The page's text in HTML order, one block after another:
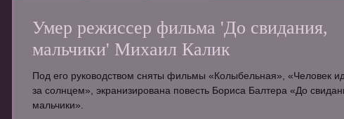
Умер режиссер фильма 'До свидания,
мальчики' Михаил Калик
Под его руководством сняты фильмы «Колыбельная», «Человек
за солнцем», экранизирована повесть Бориса Балтера «До
мальчики».